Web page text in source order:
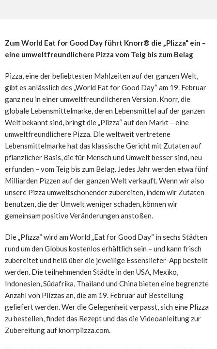
Zum World Eat for Good Day führt Knorr® die „Plizza“ ein –
eine umweltfreundlichere Pizza vom Teig bis zum Belag
Pizza, eine der beliebtesten Mahlzeiten auf der ganzen Welt,
gibt es anlässlich des „World Eat for Good Day“ am 19. Februar
ganz neu in einer umweltfreundlicheren Version. Knorr, die
globale Lebensmittelmarke, deren Lebensmittel auf der ganzen
Welt bekannt sind, bringt die „Plizza“ auf den Markt – eine
umweltfreundlichere Pizza. Die weltweit vertretene
Lebensmittelmarke hat das klassische Gericht mit Zutaten auf
pflanzlicher Basis, die für Mensch und Umwelt besser sind, neu
erfunden – vom Teig bis zum Belag. Jedes Jahr werden etwa fünf
Milliarden Pizzen auf der ganzen Welt verkauft. Wenn wir also
unsere Pizza umweltschonender zubereiten, indem wir Zutaten
benutzen, die der Umwelt weniger schaden, können wir
gemeinsam positive Veränderungen anstoßen.
Die „Plizza“ wird am World „Eat for Good Day“ in sechs Städten
rund um den Globus kostenlos erhältlich sein – und kann frisch
zubereitet und heiß über die jeweilige Essensliefer-App bestellt
werden. Die teilnehmenden Städte in den USA, Mexiko,
Indonesien, Südafrika, Thailand und China bieten eine begrenzte
Anzahl von Plizzas an, die am 19. Februar auf Bestellung
geliefert werden. Wer die Gelegenheit verpasst, sich eine Plizza
zu bestellen, findet das Rezept und das die Videoanleitung zur
Zubereitung auf knorrplizza.com.